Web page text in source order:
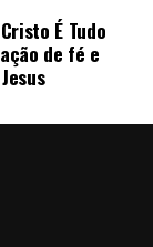
É Tudo
de fé e